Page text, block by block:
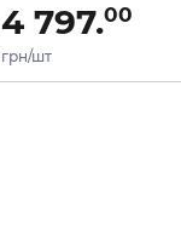
4 797.00
грн/шт